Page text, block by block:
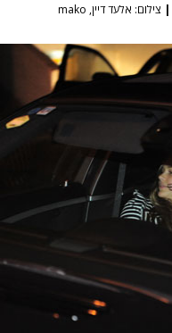
| צילום: אלעד דיין, mako